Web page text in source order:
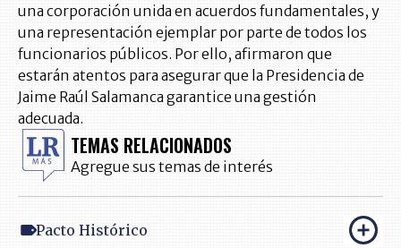
una corporación unida en acuerdos fundamentales, y
una representación ejemplar por parte de todos los
funcionarios públicos. Por ello, afirmaron que
estarán atentos para asegurar que la Presidencia de
Jaime Raúl Salamanca garantice una gestión
adecuada.
TEMAS RELACIONADOS
Agregue sus temas de interés
Pacto Histórico